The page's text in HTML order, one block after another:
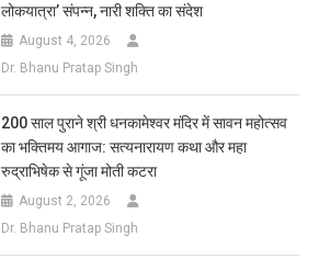
लोकयात्रा’ संपन्न, नारी शक्ति का संदेश
August 4, 2026
Dr. Bhanu Pratap Singh
200 साल पुराने श्री धनकामेश्वर मंदिर में सावन महोत्सव
का भक्तिमय आगाज: सत्यनारायण कथा और महा
रुद्राभिषेक से गूंजा मोती कटरा
August 2, 2026
Dr. Bhanu Pratap Singh